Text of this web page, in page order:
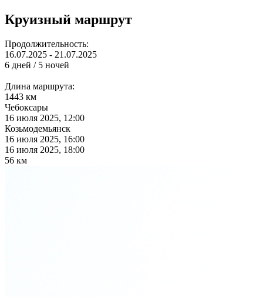
Круизный маршрут
Продолжительность:
16.07.2025 - 21.07.2025
6 дней / 5 ночей
Длина маршрута:
1443 км
Чебоксары
16 июля 2025, 12:00
Козьмодемьянск
16 июля 2025, 16:00
16 июля 2025, 18:00
56 км